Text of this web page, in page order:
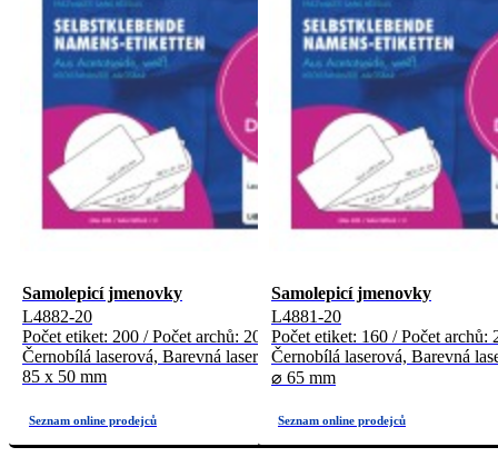
Samolepicí jmenovky
L4882-20
Počet etiket: 200 / Počet archů: 20
Černobílá laserová, Barevná laserová
85 x 50 mm
Samolepicí jmenovky
L4881-20
Počet etiket: 160 / Počet archů:
Černobílá laserová, Barevná
⌀ 65 mm